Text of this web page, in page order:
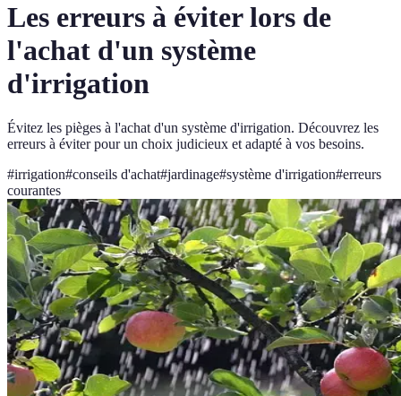
Les erreurs à éviter lors de
l'achat d'un système
d'irrigation
Évitez les pièges à l'achat d'un système d'irrigation. Découvrez les
erreurs à éviter pour un choix judicieux et adapté à vos besoins.
#irrigation#conseils d'achat#jardinage#système d'irrigation#erreurs
courantes